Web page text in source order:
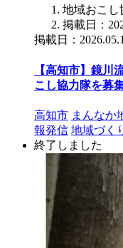
地域おこし
掲載日：
掲載日：
【高知市】鏡川
こし協力隊を募
高知市 まんなか
報発信 地域づく
終了しました